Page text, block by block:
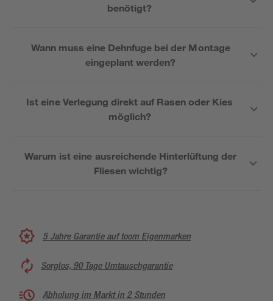
benötigt?
Wann muss eine Dehnfuge bei der Montage
eingeplant werden?
Ist eine Verlegung direkt auf Rasen oder Kies
möglich?
Warum ist eine ausreichende Hinterlüftung der
Fliesen wichtig?
5 Jahre Garantie auf toom Eigenmarken
Sorglos, 90 Tage Umtauschgarantie
Abholung im Markt in 2 Stunden